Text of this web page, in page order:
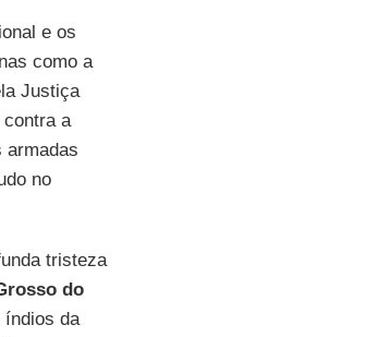
e os
como a
Justiça
contra a
armadas
no
tristeza
do
da